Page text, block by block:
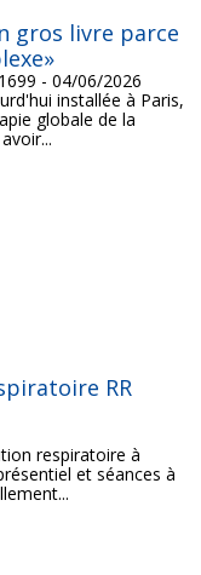
gros livre parce
- 04/06/2026
installée à Paris,
globale de la
RR
respiratoire à
et séances à